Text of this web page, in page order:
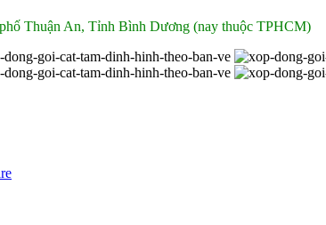
Thuận An, Tỉnh Bình Dương (nay thuộc TPHCM)